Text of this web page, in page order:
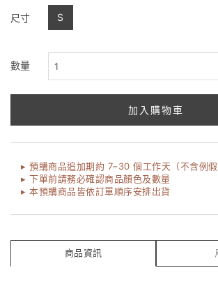
尺寸 S
數量
加入購物車
▸ 預購商品追加期約 7–30 個工作天（不含例假
▸ 下單前請務必確認商品顏色及數量
▸ 本預購商品皆依訂單順序安排出貨
商品資訊